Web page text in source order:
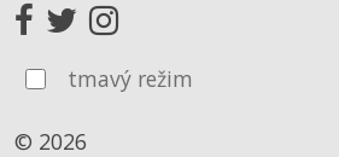
tmavý režim
© 2026